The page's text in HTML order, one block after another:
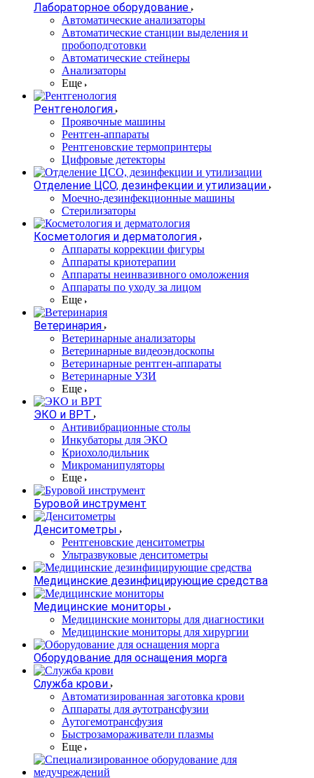
Лабораторное оборудование
Автоматические анализаторы
Автоматические станции выделения и
пробоподготовки
Автоматические стейнеры
Анализаторы
Еще
Рентгенология
Проявочные машины
Рентген-аппараты
Рентгеновские термопринтеры
Цифровые детекторы
Отделение ЦСО, дезинфекции и утилизации
Моечно-дезинфекционные машины
Стерилизаторы
Косметология и дерматология
Аппараты коррекции фигуры
Аппараты криотерапии
Аппараты неинвазивного омоложения
Аппараты по уходу за лицом
Еще
Ветеринария
Ветеринарные анализаторы
Ветеринарные видеоэндоскопы
Ветеринарные рентген-аппараты
Ветеринарные УЗИ
Еще
ЭКО и ВРТ
Антивибрационные столы
Инкубаторы для ЭКО
Криохолодильник
Микроманипуляторы
Еще
Буровой инструмент
Денситометры
Рентгеновские денситометры
Ультразвуковые денситометры
Медицинские дезинфицирующие средства
Медицинские мониторы
Медицинские мониторы для диагностики
Медицинские мониторы для хирургии
Оборудование для оснащения морга
Служба крови
Автоматизированная заготовка крови
Аппараты для аутотрансфузии
Аутогемотрансфузия
Быстрозамораживатели плазмы
Еще